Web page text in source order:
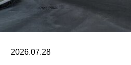
陪审团获悉，毕加索画作本身
地面的红色水性颜料渗入了展
石踢脚线。此次事件共造成
失，其中仅约270英镑用于清
2026.07.28